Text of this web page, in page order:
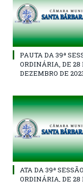
PAUTA DA 39ª
ORDINÁRIA, DE 28
DEZEMBRO DE
ATA DA 39ª SESSÃO
ORDINÁRIA, DE 28